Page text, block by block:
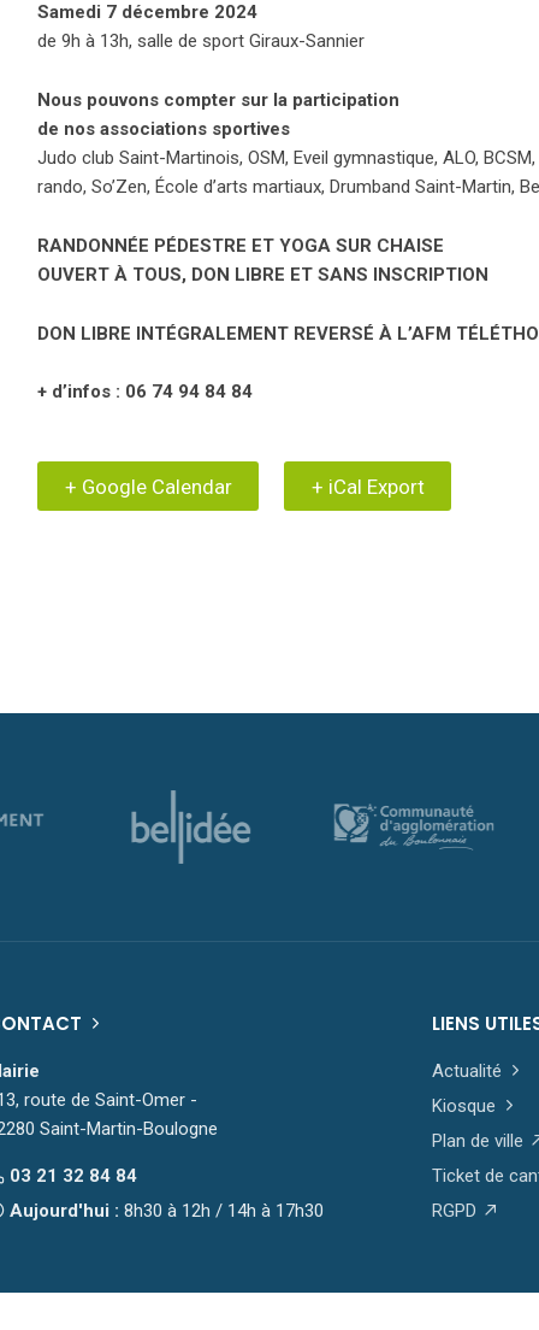
Samedi 7 décembre 2024
de 9h à 13h, salle de sport Giraux-Sannier
Nous pouvons compter sur la participation
de nos associations sportives
Judo club Saint-Martinois, OSM, Eveil gymnastique, ALO,
rando, So’Zen, École d’arts martiaux, Drumband Saint-Martin,
RANDONNÉE PÉDESTRE ET YOGA SUR CHAISE
OUVERT À TOUS, DON LIBRE ET SANS INSCRIPTION
DON LIBRE INTÉGRALEMENT REVERSÉ À L’AFM
+ d’infos : 06 74 94 84 84
+ Google Calendar + iCal Export
route de Saint-Omer -
Saint-Martin-Boulogne
03 21 32 84 84
Aujourd'hui :8h30 à 12h / 14h à 17h30
LIENS
Actualité
Kiosque
Plan de ville
Ticket de
RGPD